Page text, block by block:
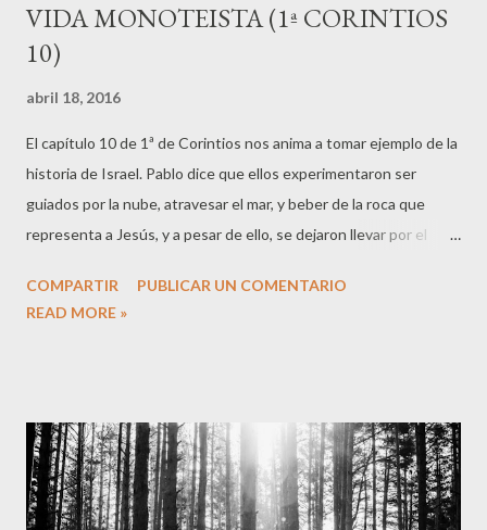
VIDA MONOTEISTA (1ª CORINTIOS
10)
abril 18, 2016
El capítulo 10 de 1ª de Corintios nos anima a tomar ejemplo de la
historia de Israel. Pablo dice que ellos experimentaron ser
guiados por la nube, atravesar el mar, y beber de la roca que
representa a Jesús, y a pesar de ello, se dejaron llevar por el
debemos intencionalmente estar alerta ante el pecado, no
comida que antes ha sido sacrificada a los ídolos. Se trata por
tanto de permanecer con un mensaje claro ante la idolatría. El
reformador Martín Lutero, dijo que un ídolo es todo aquello que
COMPARTIR
PUBLICAR UN COMENTARIO
READ MORE »